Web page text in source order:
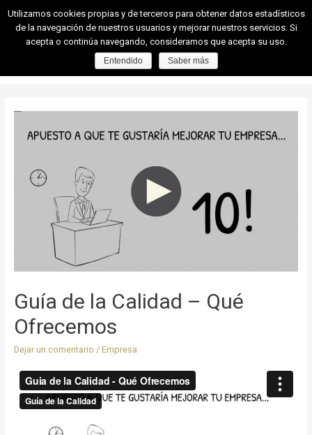
Guía de la Calidad – Qué
Ofrecemos
Dejar un comentario / Empresa
Utilizamos cookies propias y de terceros para obtener datos estadísticos
de la navegación de nuestros usuarios y mejorar nuestros servicios. Si
acepta o continúa navegando, consideramos que acepta su uso.
Entendido Saber más